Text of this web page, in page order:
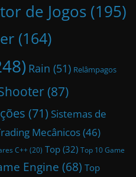
de Jogos (195)
(164)
Rain (51) Relâmpagos
(87)
(71) Sistemas de
Mecânicos(46)
C++ (20) Top (32) Top 10 Game
Engine (68) Top